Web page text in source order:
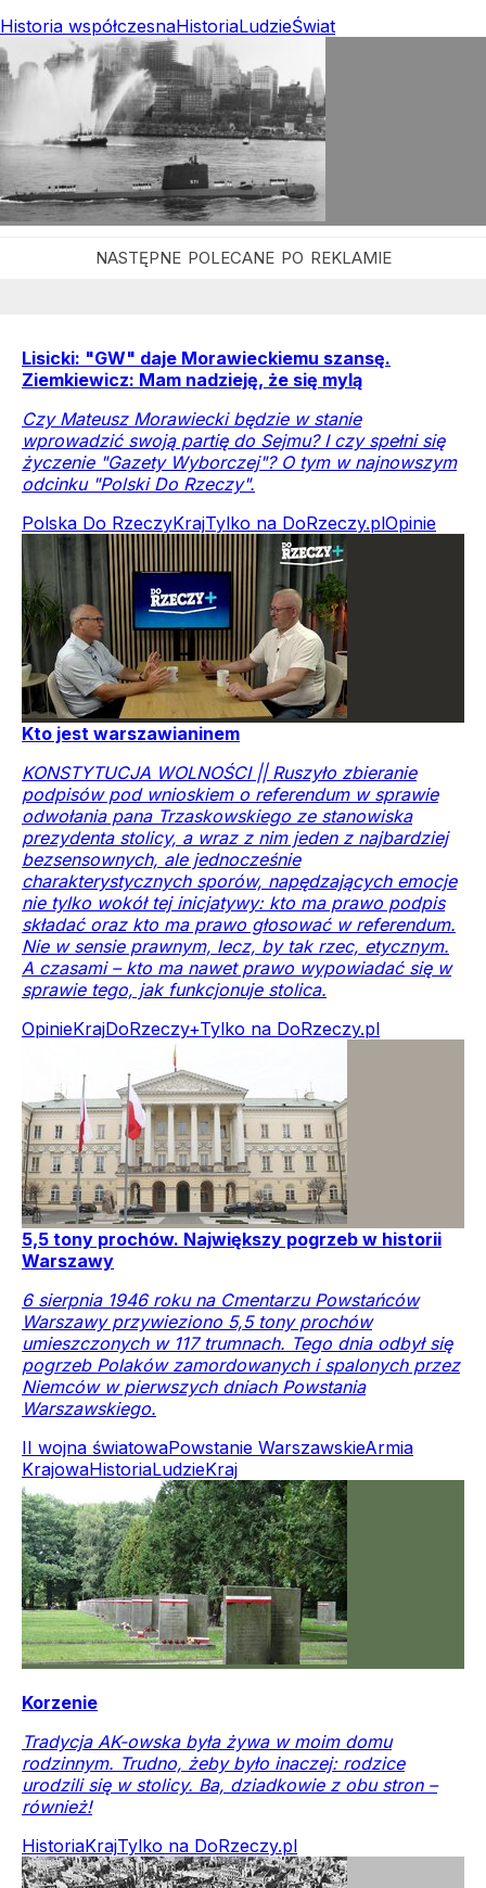
Historia współczesnaHistoriaLudzieŚwiat
Lisicki: "GW" daje Morawieckiemu szansę.
Ziemkiewicz: Mam nadzieję, że się mylą
Czy Mateusz Morawiecki będzie w stanie
wprowadzić swoją partię do Sejmu? I czy spełni się
życzenie "Gazety Wyborczej"? O tym w najnowszym
odcinku "Polski Do Rzeczy".
Polska Do RzeczyKrajTylko na DoRzeczy.plOpinie
Kto jest warszawianinem
KONSTYTUCJA WOLNOŚCI || Ruszyło zbieranie
podpisów pod wnioskiem o referendum w sprawie
odwołania pana Trzaskowskiego ze stanowiska
prezydenta stolicy, a wraz z nim jeden z najbardziej
bezsensownych, ale jednocześnie
charakterystycznych sporów, napędzających emocje
nie tylko wokół tej inicjatywy: kto ma prawo podpis
składać oraz kto ma prawo głosować w referendum.
Nie w sensie prawnym, lecz, by tak rzec, etycznym.
A czasami – kto ma nawet prawo wypowiadać się w
sprawie tego, jak funkcjonuje stolica.
OpinieKrajDoRzeczy+Tylko na DoRzeczy.pl
5,5 tony prochów. Największy pogrzeb w historii
Warszawy
6 sierpnia 1946 roku na Cmentarzu Powstańców
Warszawy przywieziono 5,5 tony prochów
umieszczonych w 117 trumnach. Tego dnia odbył się
pogrzeb Polaków zamordowanych i spalonych przez
Niemców w pierwszych dniach Powstania
Warszawskiego.
II wojna światowaPowstanie WarszawskieArmia
KrajowaHistoriaLudzieKraj
Korzenie
Tradycja AK-owska była żywa w moim domu
rodzinnym. Trudno, żeby było inaczej: rodzice
urodzili się w stolicy. Ba, dziadkowie z obu stron –
również!
HistoriaKrajTylko na DoRzeczy.pl